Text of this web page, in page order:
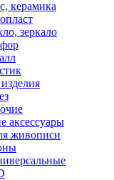
керамика
зеркало
аксессуары
живописи